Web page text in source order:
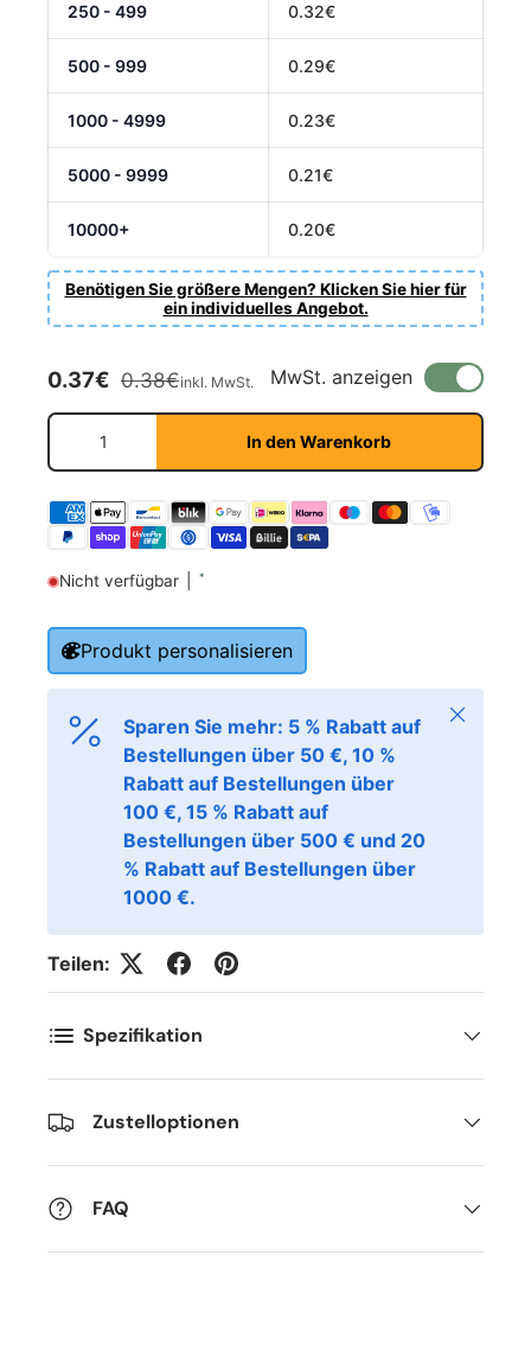
250 - 499 0.32€
500 - 999 0.29€
1000 - 4999 0.23€
5000 - 9999 0.21€
10000+ 0.20€
Benötigen Sie größere Mengen? Klicken Sie hier für
ein individuelles Angebot.
Etternavn *
Telefon
Postnummer *
*
Verkaufspreis
0.37€ Normaler Preis
0.38€inkl. MwSt. MwSt. anzeigen
Anzahl
In den Warenkorb
Nicht verfügbar *
Produkt personalisieren
Sparen Sie mehr: 5 % Rabatt auf
Bestellungen über 50 €, 10 %
Rabatt auf Bestellungen über
100 €, 15 % Rabatt auf
Bestellungen über 500 € und 20
% Rabatt auf Bestellungen über
1000 €.
Schließen
Teilen:
Spezifikation
Zustelloptionen
FAQ